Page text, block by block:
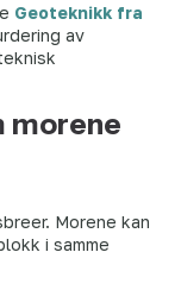
Geoteknikk fra
av
morene
Morene kan
i samme